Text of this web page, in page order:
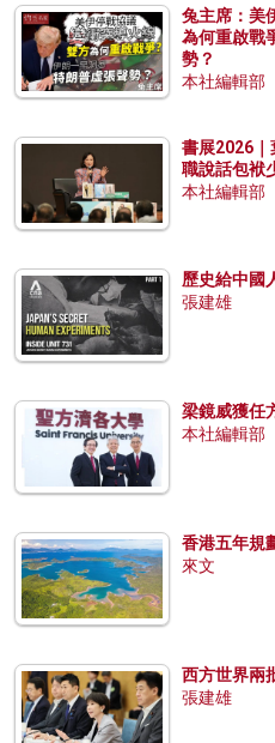
兔主席：美
為何重啟戰
勢？
本社編輯部
書展2026｜
職說話包袱
本社編輯部
歷史給中國
張建雄
梁鏡威獲任
本社編輯部
香港五年規
來文
西方世界兩
張建雄